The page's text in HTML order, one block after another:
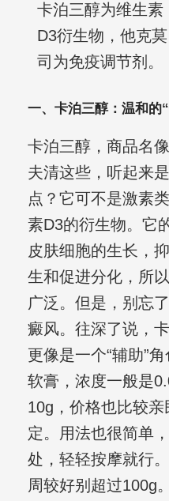
卡泊三醇为维生素
D3衍生物，他克莫
司为免疫调节剂。
一、卡泊三醇：温和的
卡泊三醇，商品名
夫清这些，听起来
点？它可不是激素
素D3的衍生物。它
皮肤细胞的生长，
生和促进分化，所
广泛。但是，别忘
癜风。往深了说，
更像是一个“辅助”
软膏，浓度一般是
10g，价格也比较
定。用法也很简单
处，轻轻按摩就行
周较好别超过100g